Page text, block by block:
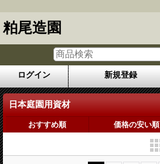
粕尾造園
ログイン 新規登録
日本庭園用資材
おすすめ順 価格の安い順